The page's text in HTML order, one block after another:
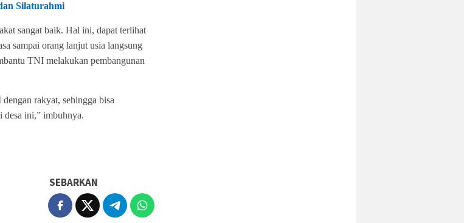
Silaturahmi
sangat baik. Hal ini, dapat terlihat
sampai orang lanjut usia langsung
TNI melakukan pembangunan
rakyat, sehingga bisa
desa ini,” imbuhnya.
SEBARKAN